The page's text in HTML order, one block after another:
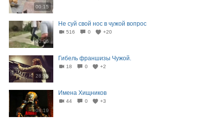
00:15
00:06
Не суй свой нос в чужой вопрос
516 0 +20
28:38
Гибель франшизы Чужой.
18 0 +2
08:19
Имена Хищников
44 0 +3